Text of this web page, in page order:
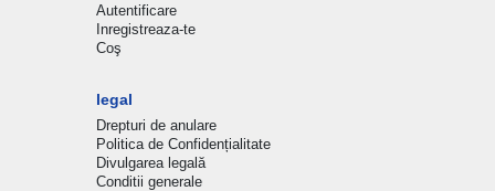
Autentificare
Inregistreaza-te
Coş
legal
Drepturi de anulare
Politica de Confidențialitate
Divulgarea legală
Conditii generale